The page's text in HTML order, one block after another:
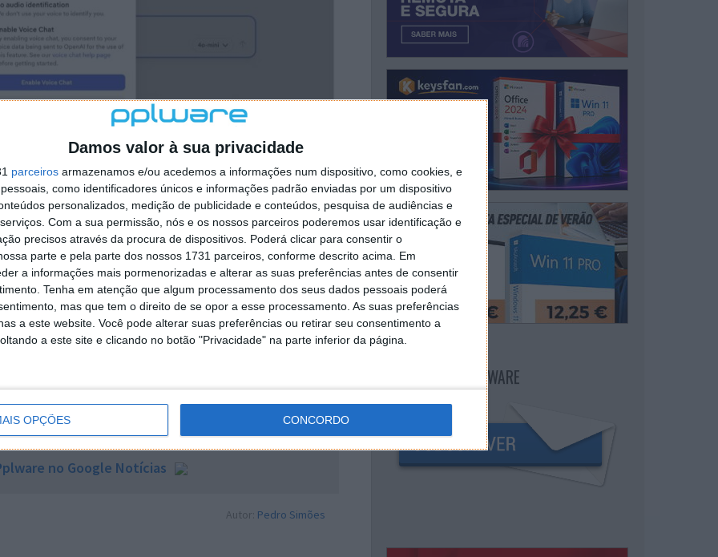
Damos valor à sua privacidade
parceiros armazenamos e/ou acedemos a informações num dispositivo, como cookies, e
como identificadores únicos e informações padrão enviadas por um dispositivo
personalizados, medição de publicidade e conteúdos, pesquisa de audiências e
Com a sua permissão, nós e os nossos parceiros poderemos usar identificação e
precisos através da procura de dispositivos. Poderá clicar para consentir o
parte e pela parte dos nossos 1731 parceiros, conforme descrito acima. Em
a informações mais pormenorizadas e alterar as suas preferências antes de consentir
Tenha em atenção que algum processamento dos seus dados pessoais poderá
mas que tem o direito de se opor a esse processamento. As suas preferências
a este website. Você pode alterar suas preferências ou retirar seu consentimento a
a este site e clicando no botão "Privacidade" na parte inferior da página.
OPÇÕES CONCORDO
de busca e ferramentas de navegador focados
para as capacidades de IA, oferecendo ferramentas
de longa data. O Duck.ai lançou
com grandes modelos de linguagem e está a
mantendo o anonimato do utilizador.
de âmbito, o DuckDuckGo observa que estão em
por voz representa um passo significativo na
um número crescente de serviços que oferecem IA
real, mas com garantias de privacidade mais
no Google Notícias
Autor: Pedro Simões
NEWSLETTER PPLWARE